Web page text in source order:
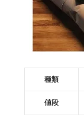
種類
値段